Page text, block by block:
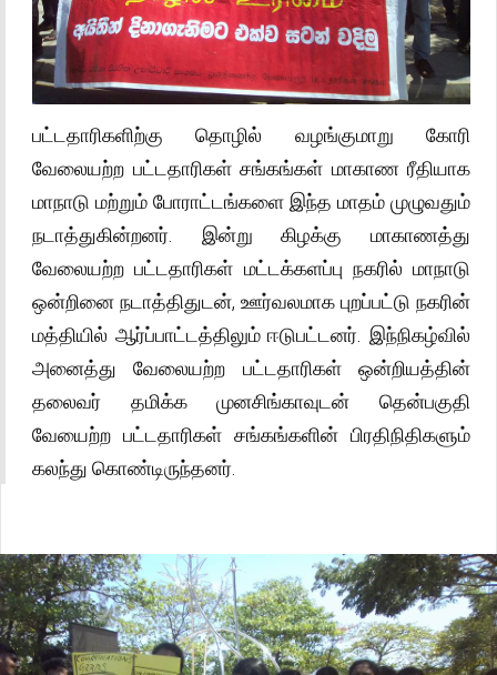
பட்டதாரிகளிற்கு தொழில் வழங்குமாறு கோரி
வேலையற்ற பட்டதாரிகள் சங்கங்கள் மாகாண ரீதியாக
மாநாடு மற்றும் போராட்டங்களை இந்த மாதம் முழுவதும்
நடாத்துகின்றனர். இன்று கிழக்கு மாகாணத்து
வேலையற்ற பட்டதாரிகள் மட்டக்களப்பு நகரில் மாநாடு
ஒன்றினை நடாத்திதுடன், ஊர்வலமாக புறப்பட்டு நகரின்
மத்தியில் ஆர்ப்பாட்டத்திலும் ஈடுபட்டனர். இந்நிகழ்வில்
அனைத்து வேலையற்ற பட்டதாரிகள் ஒன்றியத்தின்
தலைவர் தமிக்க முனசிங்காவுடன் தென்பகுதி
வேயைற்ற பட்டதாரிகள் சங்கங்களின் பிரதிநிதிகளும்
கலந்து கொண்டிருந்தனர்.